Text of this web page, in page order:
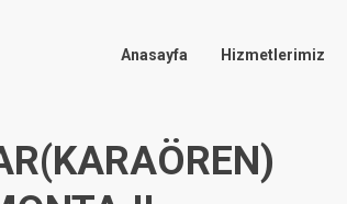
Anasayfa Hizmetlerimiz